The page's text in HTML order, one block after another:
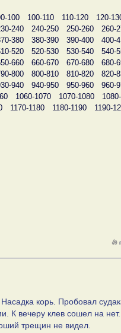
100 100-110 110-120 120-
240 240-250 250-260 260-
380 380-390 390-400 400-
520 520-530 530-540 540-
660 660-670 670-680 680-
800 800-810 810-820 820-
940 940-950 950-960 960-
1060-1070 1070-1080
1170-1180 1180-1190 1190-
корь. Пробовал
К вечеру клев сошел на
трещин не видел.